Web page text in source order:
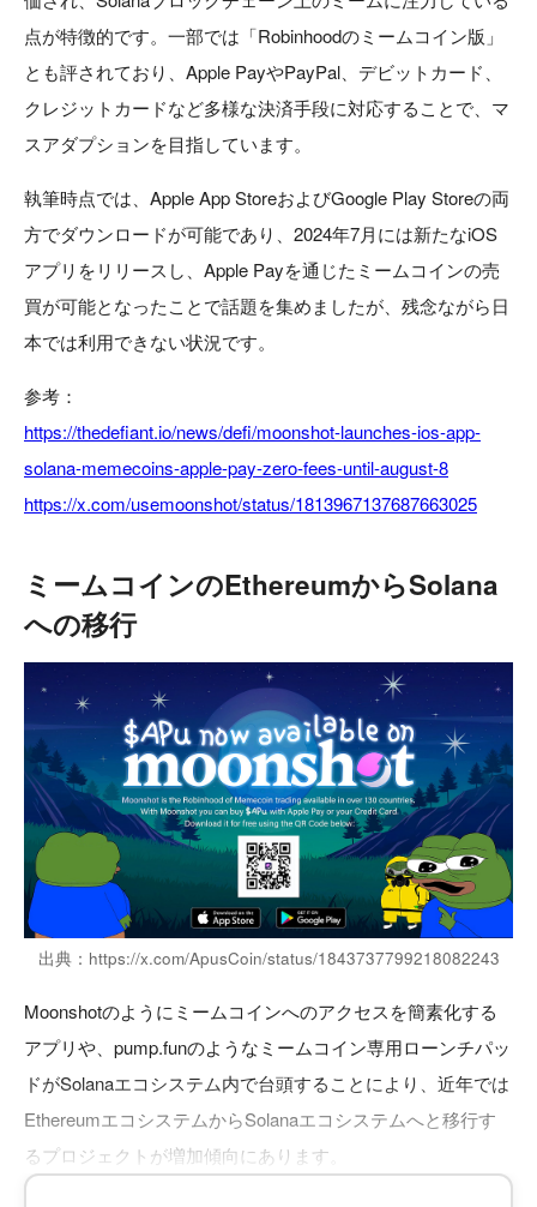
点が特徴的です。一部では「Robinhoodのミームコイン版」
とも評されており、Apple PayやPayPal、デビットカード、
クレジットカードなど多様な決済手段に対応することで、マ
スアダプションを目指しています。
執筆時点では、Apple App StoreおよびGoogle Play Storeの両
方でダウンロードが可能であり、2024年7月には新たなiOS
アプリをリリースし、Apple Payを通じたミームコインの売
買が可能となったことで話題を集めましたが、残念ながら日
本では利用できない状況です。
参考：
https://thedefiant.io/news/defi/moonshot-launches-ios-app-
solana-memecoins-apple-pay-zero-fees-until-august-8
https://x.com/usemoonshot/status/1813967137687663025
ミームコインのEthereumからSolana
への移行
出典：https://x.com/ApusCoin/status/1843737799218082243
Moonshotのようにミームコインへのアクセスを簡素化する
アプリや、pump.funのようなミームコイン専用ローンチパッ
ドがSolanaエコシステム内で台頭することにより、近年では
EthereumエコシステムからSolanaエコシステムへと移行す
るプロジェクトが増加傾向にあります。